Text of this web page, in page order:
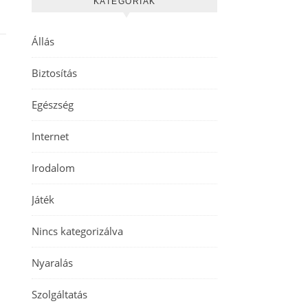
Állás
Biztosítás
Egészség
Internet
Irodalom
Játék
Nincs kategorizálva
Nyaralás
Szolgáltatás